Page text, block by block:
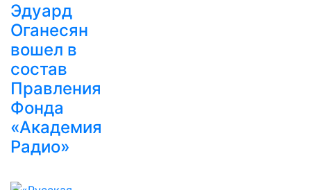
Эдуард
Оганесян
вошел в
состав
Правления
Фонда
«Академия
Радио»